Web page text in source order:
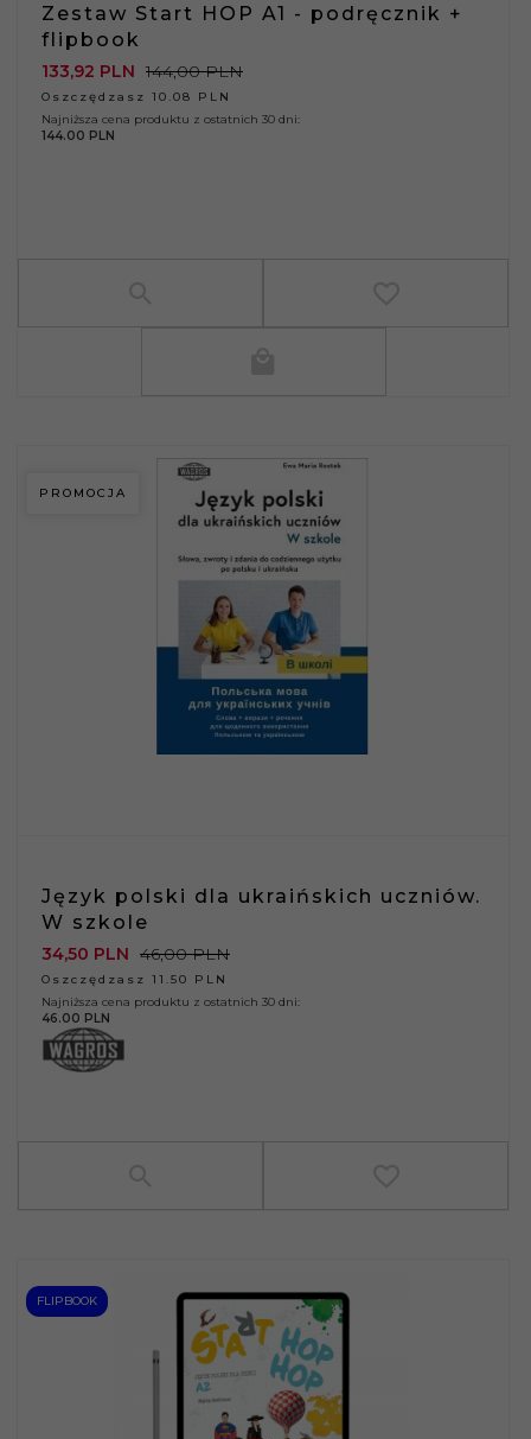
Zestaw Start HOP A1 - podręcznik +
flipbook
133,92 PLN 144,00 PLN
Oszczędzasz 10.08 PLN
Najniższa cena produktu z ostatnich 30 dni:
144.00 PLN
PROMOCJA
Język polski dla ukraińskich uczniów.
W szkole
34,50 PLN 46,00 PLN
Oszczędzasz 11.50 PLN
Najniższa cena produktu z ostatnich 30 dni:
46.00 PLN
FLIPBOOK